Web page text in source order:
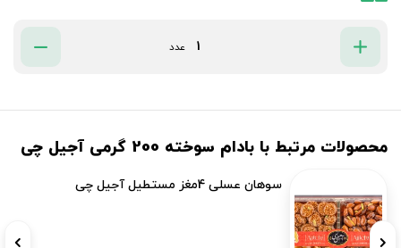
عدد
محصولات مرتبط با بادام سوخته 200 گرمی آجیل چی
سوهان عسلی 4مغز مستطیل آجیل چی